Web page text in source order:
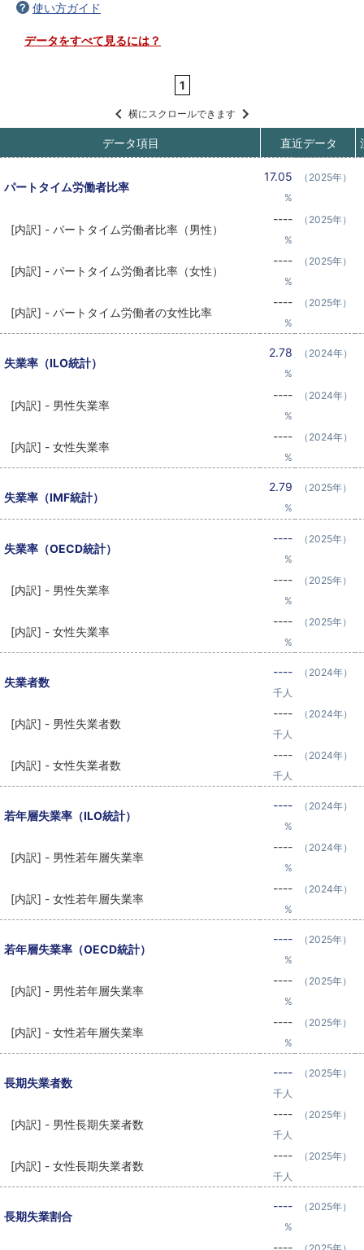
使い方ガイド
データをすべて見るには？
1
横にスクロールできます
データ項目 直近データ
パートタイム労働者比率
17.05
%
（2025年）
[内訳] - パートタイム労働者比率（男性）
----
%
（2025年）
[内訳] - パートタイム労働者比率（女性）
----
%
（2025年）
[内訳] - パートタイム労働者の女性比率
----
%
（2025年）
失業率（ILO統計）
2.78
%
（2024年）
[内訳] - 男性失業率
----
%
（2024年）
[内訳] - 女性失業率
----
%
（2024年）
失業率（IMF統計）
2.79
%
（2025年）
失業率（OECD統計）
----
%
（2025年）
[内訳] - 男性失業率
----
%
（2025年）
[内訳] - 女性失業率
----
%
（2025年）
失業者数
----
千人
（2024年）
[内訳] - 男性失業者数
----
千人
（2024年）
[内訳] - 女性失業者数
----
千人
（2024年）
若年層失業率（ILO統計）
----
%
（2024年）
[内訳] - 男性若年層失業率
----
%
（2024年）
[内訳] - 女性若年層失業率
----
%
（2024年）
若年層失業率（OECD統計）
----
%
（2025年）
[内訳] - 男性若年層失業率
----
%
（2025年）
[内訳] - 女性若年層失業率
----
%
（2025年）
長期失業者数
----
千人
（2025年）
[内訳] - 男性長期失業者数
----
千人
（2025年）
[内訳] - 女性長期失業者数
----
千人
（2025年）
長期失業割合
----
%
（2025年）
----